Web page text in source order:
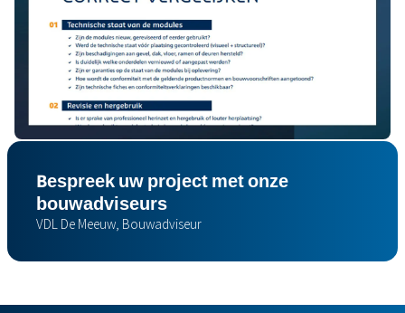
Wilt u weten welke modulaire oplossing past bij
uw project, timing en gebruiksduur? We
bekijken graag samen welke aanpak technisch,
functioneel en financieel het meest logisch is.
Bespreek uw project met onze
bouwadviseurs
VDL De Meeuw, Bouwadviseur